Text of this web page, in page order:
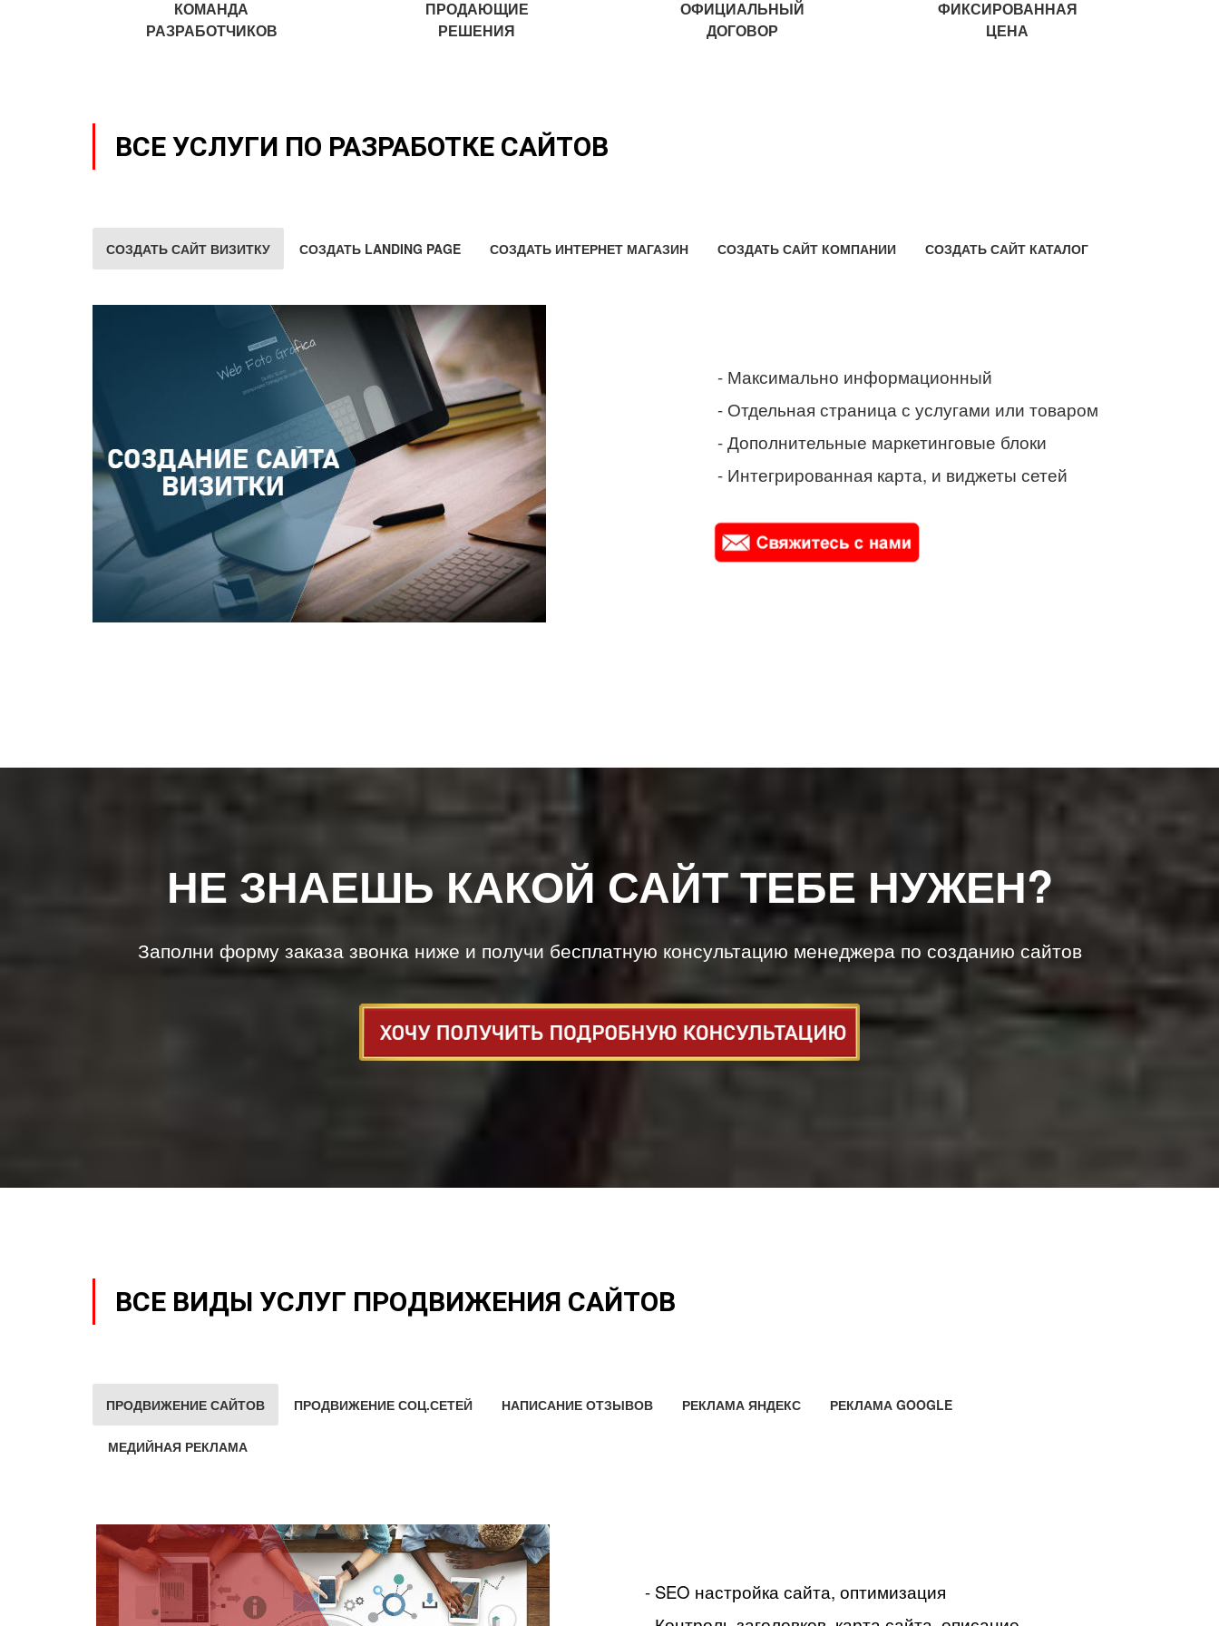
КОМАНДА
РАЗРАБОТЧИКОВ
ПРОДАЮЩИЕ
РЕШЕНИЯ
ОФИЦИАЛЬНЫЙ
ДОГОВОР
ФИКСИРОВАННАЯ
ЦЕНА
ВСЕ УСЛУГИ ПО РАЗРАБОТКЕ САЙТОВ
СОЗДАТЬ САЙТ ВИЗИТКУ СОЗДАТЬ LANDING PAGE СОЗДАТЬ ИНТЕРНЕТ МАГАЗИН СОЗДАТЬ САЙТ КОМПАНИИ СОЗДАТЬ САЙТ КАТАЛОГ
- Максимально информационный
- Отдельная страница с услугами или товаром
- Дополнительные маркетинговые блоки
- Интегрированная карта, и виджеты сетей
НЕ ЗНАЕШЬ КАКОЙ САЙТ ТЕБЕ НУЖЕН?
Заполни форму заказа звонка ниже и получи бесплатную консультацию менеджера по созданию сайтов
ВСЕ ВИДЫ УСЛУГ ПРОДВИЖЕНИЯ САЙТОВ
ПРОДВИЖЕНИЕ САЙТОВ ПРОДВИЖЕНИЕ СОЦ.СЕТЕЙ НАПИСАНИЕ ОТЗЫВОВ РЕКЛАМА ЯНДЕКС РЕКЛАМА GOOGLE
МЕДИЙНАЯ РЕКЛАМА
- SEO настройка сайта, оптимизация